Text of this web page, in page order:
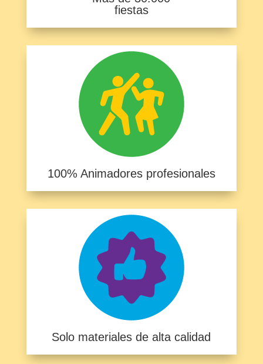
fiestas
100% Animadores profesionales
Solo materiales de alta calidad